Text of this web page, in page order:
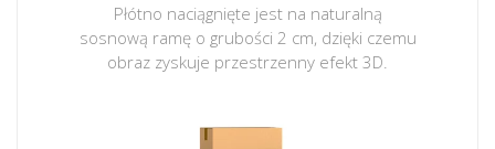
Płótno naciągnięte jest na naturalną
sosnową ramę o grubości 2 cm, dzięki czemu
obraz zyskuje przestrzenny efekt 3D.